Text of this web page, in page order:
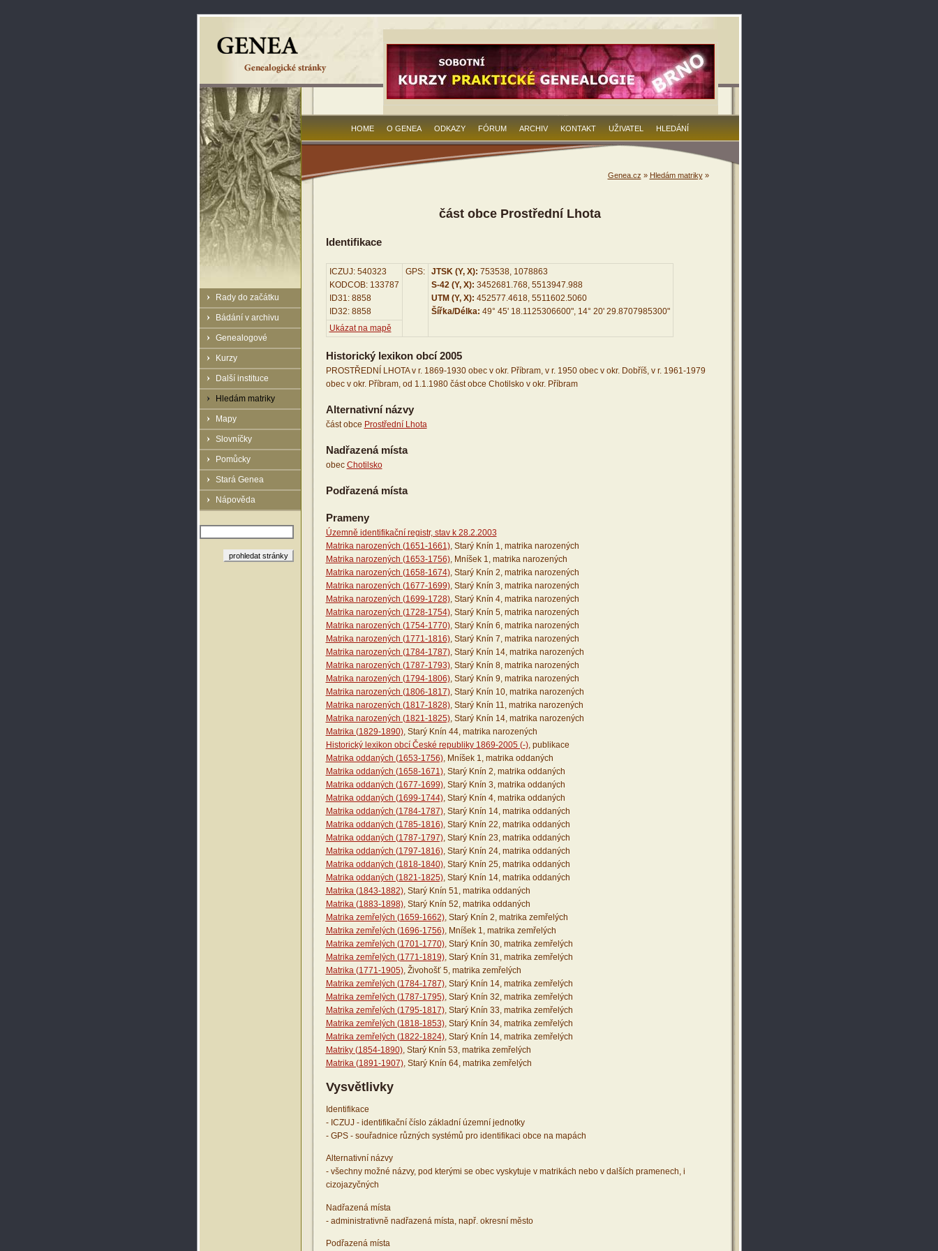
Rady do začátku
Bádání v archivu
Genealogové
Kurzy
Další instituce
Hledám matriky
Mapy
Slovníčky
Pomůcky
Stará Genea
Nápověda
HOME O GENEA ODKAZY FÓRUM ARCHIV KONTAKT UŽIVATEL HLEDÁNÍ
Genea.cz » Hledám matriky»
část obce Prostřední Lhota
Identifikace
ICZUJ: 540323
KODCOB: 133787
ID31: 8858
ID32: 8858
GPS: JTSK (Y, X): 753538, 1078863
S-42 (Y, X): 3452681.768, 5513947.988
UTM (Y, X): 452577.4618, 5511602.5060
Šířka/Délka: 49° 45' 18.1125306600", 14° 20' 29.8707985300"
Ukázat na mapě
Historický lexikon obcí 2005
PROSTŘEDNÍ LHOTA v r. 1869-1930 obec v okr. Příbram, v r. 1950 obec v okr. Dobříš, v r. 1961-1979
obec v okr. Příbram, od 1.1.1980 část obce Chotilsko v okr. Příbram
Alternativní názvy
část obce Prostřední Lhota
Nadřazená místa
obec Chotilsko
Podřazená místa
Prameny
Územně identifikační registr, stav k 28.2.2003
Matrika narozených (1651-1661), Starý Knín 1, matrika narozených
Matrika narozených (1653-1756), Mníšek 1, matrika narozených
Matrika narozených (1658-1674), Starý Knín 2, matrika narozených
Matrika narozených (1677-1699), Starý Knín 3, matrika narozených
Matrika narozených (1699-1728), Starý Knín 4, matrika narozených
Matrika narozených (1728-1754), Starý Knín 5, matrika narozených
Matrika narozených (1754-1770), Starý Knín 6, matrika narozených
Matrika narozených (1771-1816), Starý Knín 7, matrika narozených
Matrika narozených (1784-1787), Starý Knín 14, matrika narozených
Matrika narozených (1787-1793), Starý Knín 8, matrika narozených
Matrika narozených (1794-1806), Starý Knín 9, matrika narozených
Matrika narozených (1806-1817), Starý Knín 10, matrika narozených
Matrika narozených (1817-1828), Starý Knín 11, matrika narozených
Matrika narozených (1821-1825), Starý Knín 14, matrika narozených
Matrika (1829-1890), Starý Knín 44, matrika narozených
Historický lexikon obcí České republiky 1869-2005 (-), publikace
Matrika oddaných (1653-1756), Mníšek 1, matrika oddaných
Matrika oddaných (1658-1671), Starý Knín 2, matrika oddaných
Matrika oddaných (1677-1699), Starý Knín 3, matrika oddaných
Matrika oddaných (1699-1744), Starý Knín 4, matrika oddaných
Matrika oddaných (1784-1787), Starý Knín 14, matrika oddaných
Matrika oddaných (1785-1816), Starý Knín 22, matrika oddaných
Matrika oddaných (1787-1797), Starý Knín 23, matrika oddaných
Matrika oddaných (1797-1816), Starý Knín 24, matrika oddaných
Matrika oddaných (1818-1840), Starý Knín 25, matrika oddaných
Matrika oddaných (1821-1825), Starý Knín 14, matrika oddaných
Matrika (1843-1882), Starý Knín 51, matrika oddaných
Matrika (1883-1898), Starý Knín 52, matrika oddaných
Matrika zemřelých (1659-1662), Starý Knín 2, matrika zemřelých
Matrika zemřelých (1696-1756), Mníšek 1, matrika zemřelých
Matrika zemřelých (1701-1770), Starý Knín 30, matrika zemřelých
Matrika zemřelých (1771-1819), Starý Knín 31, matrika zemřelých
Matrika (1771-1905), Živohošť 5, matrika zemřelých
Matrika zemřelých (1784-1787), Starý Knín 14, matrika zemřelých
Matrika zemřelých (1787-1795), Starý Knín 32, matrika zemřelých
Matrika zemřelých (1795-1817), Starý Knín 33, matrika zemřelých
Matrika zemřelých (1818-1853), Starý Knín 34, matrika zemřelých
Matrika zemřelých (1822-1824), Starý Knín 14, matrika zemřelých
Matriky (1854-1890), Starý Knín 53, matrika zemřelých
Matrika (1891-1907), Starý Knín 64, matrika zemřelých
Vysvětlivky
Identifikace
- ICZUJ - identifikační číslo základní územní jednotky
- GPS - souřadnice různých systémů pro identifikaci obce na mapách
Alternativní názvy
- všechny možné názvy, pod kterými se obec vyskytuje v matrikách nebo v dalších pramenech, i
cizojazyčných
Nadřazená místa
- administrativně nadřazená místa, např. okresní město
Podřazená místa